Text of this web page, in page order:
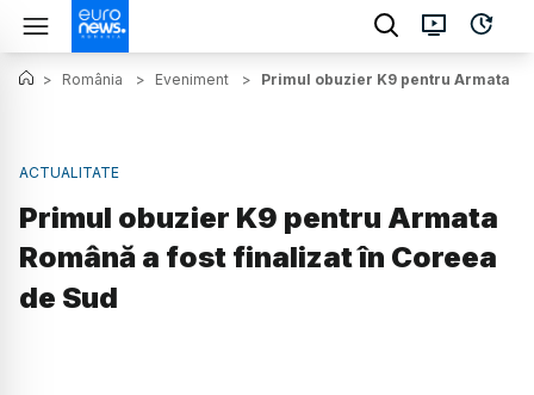
> România > Eveniment > Primul obuzier K9 pentru Armata
ACTUALITATE
Primul obuzier K9 pentru Armata
Română a fost finalizat în Coreea
de Sud